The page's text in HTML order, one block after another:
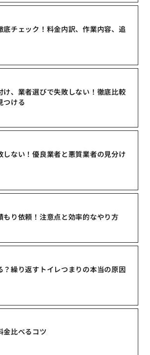
底チェック！料金内訳、作業内容、追
け、業者選びで失敗しない！徹底比較
つける
しない！優良業者と悪質業者の見分け
もり依頼！注意点と効率的なやり方
？繰り返すトイレつまりの本当の原因
金比べるコツ